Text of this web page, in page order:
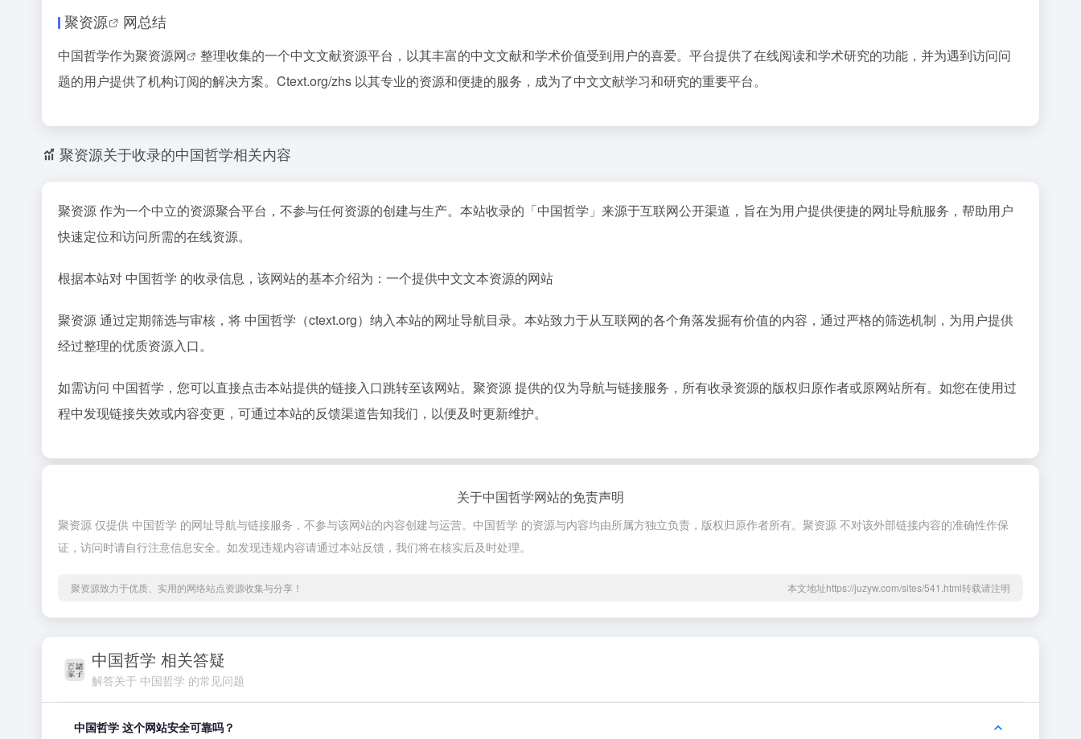
聚资源 网总结
中国哲学作为聚资源网
整理收集的一个中文文献资源平台，以其丰富的中文文献和学术价值受到用户的喜爱。平台提供了在线阅读和学术研究的功能，并为遇到访问问
题的用户提供了机构订阅的解决方案。Ctext.org/zhs 以其专业的资源和便捷的服务，成为了中文文献学习和研究的重要平台。
聚资源关于收录的中国哲学相关内容
聚资源 作为一个中立的资源聚合平台，不参与任何资源的创建与生产。本站收录的「中国哲学」来源于互联网公开渠道，旨在为用户提供便捷的网址导航服务，帮助用户
快速定位和访问所需的在线资源。
根据本站对 中国哲学 的收录信息，该网站的基本介绍为：一个提供中文文本资源的网站
聚资源 通过定期筛选与审核，将 中国哲学（ctext.org）纳入本站的网址导航目录。本站致力于从互联网的各个角落发掘有价值的内容，通过严格的筛选机制，为用户提供
经过整理的优质资源入口。
如需访问 中国哲学，您可以直接点击本站提供的链接入口跳转至该网站。聚资源 提供的仅为导航与链接服务，所有收录资源的版权归原作者或原网站所有。如您在使用过
程中发现链接失效或内容变更，可通过本站的反馈渠道告知我们，以便及时更新维护。
关于中国哲学网站的免责声明
聚资源 仅提供 中国哲学 的网址导航与链接服务，不参与该网站的内容创建与运营。中国哲学 的资源与内容均由所属方独立负责，版权归原作者所有。聚资源 不对该外部链接内容的准确性作保
证，访问时请自行注意信息安全。如发现违规内容请通过本站反馈，我们将在核实后及时处理。
聚资源致力于优质、实用的网络站点资源收集与分享！ 本文地址https://juzyw.com/sites/541.html转载请注明
中国哲学 相关答疑
解答关于 中国哲学 的常见问题
中国哲学 这个网站安全可靠吗？